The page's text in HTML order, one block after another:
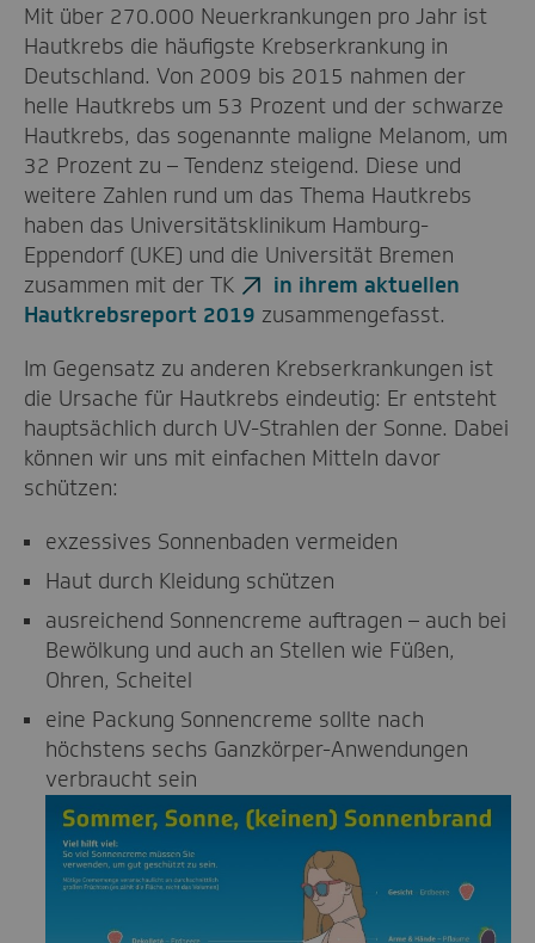
Mit über 270.000 Neuerkrankungen pro Jahr ist
Hautkrebs die häufigste Krebserkrankung in
Deutschland. Von 2009 bis 2015 nahmen der
helle Hautkrebs um 53 Prozent und der schwarze
Hautkrebs, das sogenannte maligne Melanom, um
32 Prozent zu – Tendenz steigend. Diese und
weitere Zahlen rund um das Thema Hautkrebs
haben das Universitätsklinikum Hamburg-
Eppendorf (UKE) und die Universität Bremen
zusammen mit der TK
in ihrem aktuellen
Hautkrebsreport 2019 zusammengefasst.
Im Gegensatz zu anderen Krebserkrankungen ist
die Ursache für Hautkrebs eindeutig: Er entsteht
hauptsächlich durch UV-Strahlen der Sonne. Dabei
können wir uns mit einfachen Mitteln davor
schützen:
exzessives Sonnenbaden vermeiden
Haut durch Kleidung schützen
ausreichend Sonnencreme auftragen – auch bei
Bewölkung und auch an Stellen wie Füßen,
Ohren, Scheitel
eine Packung Sonnencreme sollte nach
höchstens sechs Ganzkörper-Anwendungen
verbraucht sein